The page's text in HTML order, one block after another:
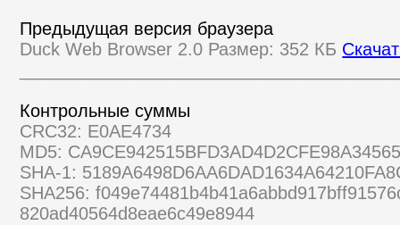
Предыдущая версия браузера
Duck Web Browser 2.0 Размер: 352 КБ
Контрольные суммы
CRC32: E0AE4734
MD5:
SHA-1:
SHA256:
820ad40564d8eae6c49e8944